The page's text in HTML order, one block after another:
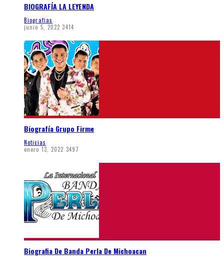
BIOGRAFÍA LA LEYENDA
Biografias
junio 5, 2022 3414
Biografía Grupo Firme
Noticias
enero 13, 2022 3497
Biografia De Banda Perla De Michoacan